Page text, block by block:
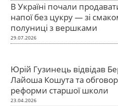
В Україні почали
напої без цукру — зі
полуниці з вершками
29.07.2026
Юрій Гузинець відвідав
Лайоша Кошута та
реформи старшої школи
23.04.2026